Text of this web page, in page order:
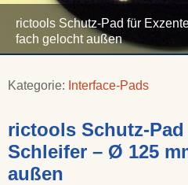
rictools Schutz-Pad für
fach gelocht außen
Kategorie: Interface-Pads
rictools Schutz-
Schleifer – Ø 125
außen